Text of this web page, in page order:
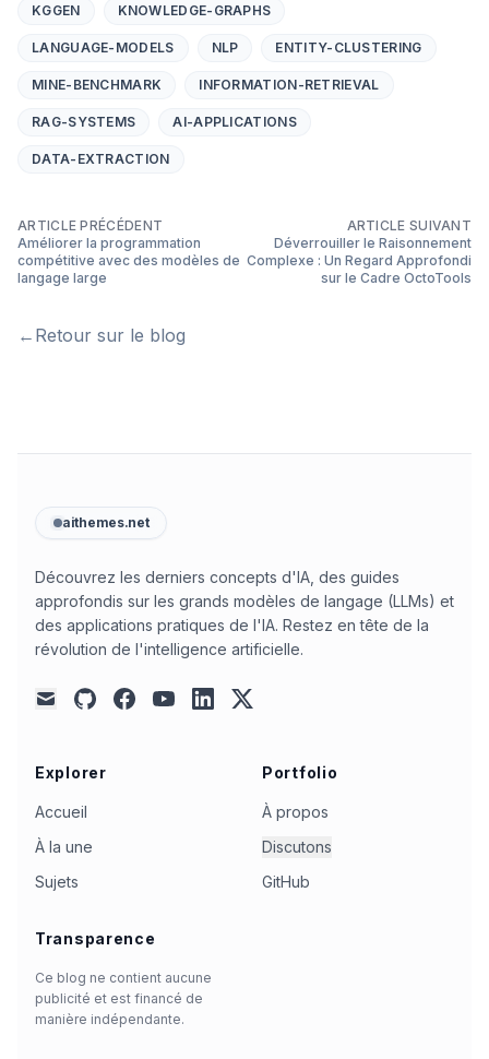
KGGEN
KNOWLEDGE-GRAPHS
LANGUAGE-MODELS NLP ENTITY-CLUSTERING
MINE-BENCHMARK INFORMATION-RETRIEVAL
RAG-SYSTEMS AI-APPLICATIONS
DATA-EXTRACTION
ARTICLE PRÉCÉDENT
Améliorer la programmation
compétitive avec des modèles de
langage large
ARTICLE SUIVANT
Déverrouiller le Raisonnement
Complexe : Un Regard Approfondi
sur le Cadre OctoTools
← Retour sur le blog
aithemes.net
Découvrez les derniers concepts d'IA, des guides
approfondis sur les grands modèles de langage (LLMs) et
des applications pratiques de l'IA. Restez en tête de la
révolution de l'intelligence artificielle.
mail
githubfacebookyoutubelinkedin
x
Explorer
Accueil
À la une
Sujets
Portfolio
À propos
Discutons
GitHub
Transparence
Ce blog ne contient aucune
publicité et est financé de
manière indépendante.